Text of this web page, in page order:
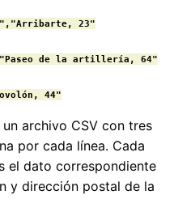
23"
de la artillería, 64"
44"
archivo CSV con tres
por cada línea. Cada
el dato correspondiente
y dirección postal de la